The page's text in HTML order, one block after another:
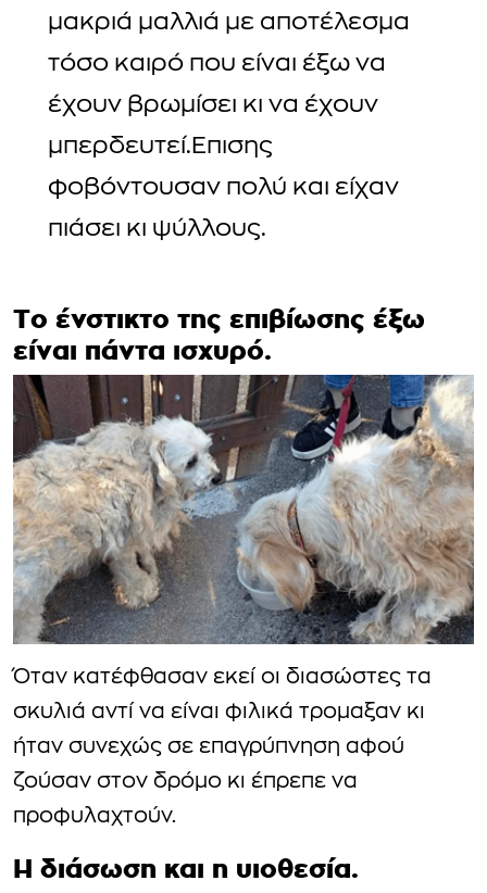
μακριά μαλλιά με αποτέλεσμα
τόσο καιρό που είναι έξω να
έχουν βρωμίσει κι να έχουν
μπερδευτεί.Επισης
φοβόντουσαν πολύ και είχαν
πιάσει κι ψύλλους.
Το ένστικτο της επιβίωσης έξω
είναι πάντα ισχυρό.
Όταν κατέφθασαν εκεί οι διασώστες τα
σκυλιά αντί να είναι φιλικά τρομαξαν κι
ήταν συνεχώς σε επαγρύπνηση αφού
ζούσαν στον δρόμο κι έπρεπε να
προφυλαχτούν.
Η διάσωση και η υιοθεσία.